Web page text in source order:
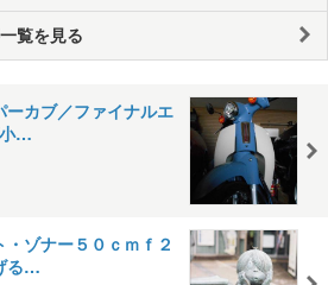
覧を見る
カブ／ファイナルエ
小…
ゾナー５０ｃｍｆ２
る…